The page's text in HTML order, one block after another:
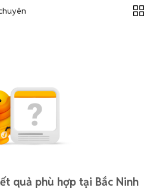
quả phù hợp tại Bắc Ninh